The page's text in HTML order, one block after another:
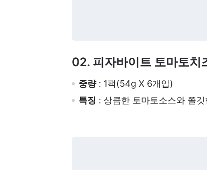
02. 피자바이트 토마토치
중량: 1팩(54g X 6개입)
특징 : 상큼한 토마토소스와 쫄